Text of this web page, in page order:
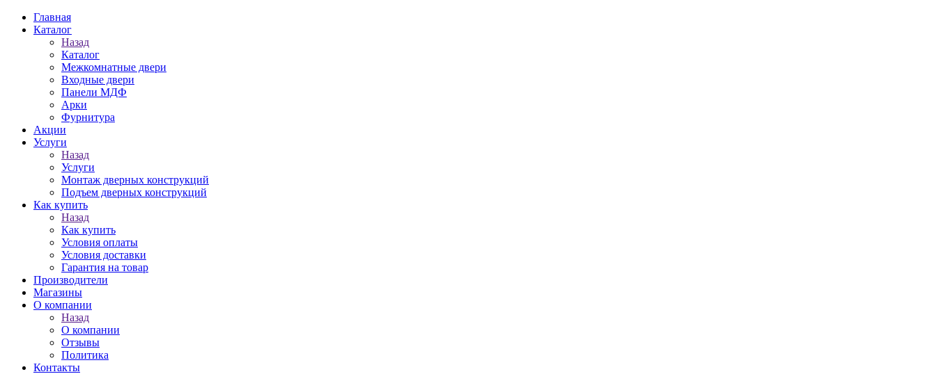
Главная
Каталог
Назад
Каталог
Межкомнатные двери
Входные двери
Панели МДФ
Арки
Фурнитура
Акции
Услуги
Назад
Услуги
Монтаж дверных конструкций
Подъем дверных конструкций
Как купить
Назад
Как купить
Условия оплаты
Условия доставки
Гарантия на товар
Производители
Магазины
О компании
Назад
О компании
Отзывы
Политика
Контакты